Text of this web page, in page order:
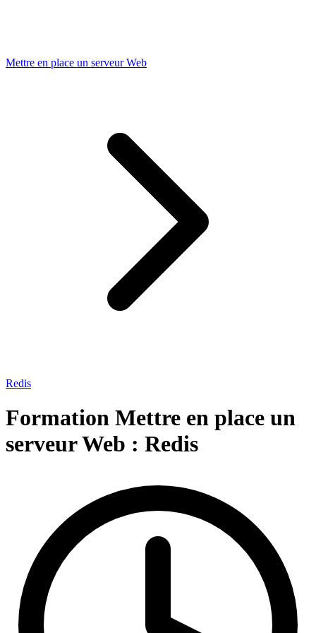
Mettre en place un serveur Web
Redis
Formation Mettre en place un
serveur Web : Redis